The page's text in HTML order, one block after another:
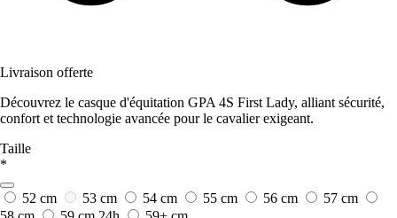
Livraison offerte
Découvrez le casque d'équitation GPA 4S First Lady, alliant sécurité,
confort et technologie avancée pour le cavalier exigeant.
Taille
*
52 cm 53 cm 54 cm 55 cm 56 cm
57 cm